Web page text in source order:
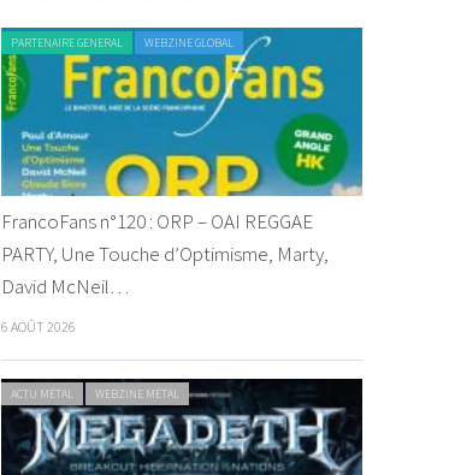
Motocultor 2013 : jour 2
(17.08.2013)
By Vyuuse/ 30 août 2013
PARTENAIRE GENERAL WEBZINE GLOBAL
FrancoFans n°120 : ORP – OAI REGGAE
PARTY, Une Touche d’Optimisme, Marty,
David McNeil…
6 AOÛT 2026
ACTU METAL WEBZINE METAL